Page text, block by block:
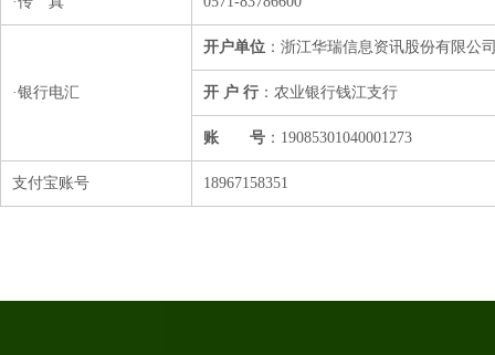
·银行电汇
开户单位 ：浙江华瑞信息资讯股份有限公
开 户 行 ：农业银行钱江支行
账 号 ：19085301040001273
支付宝账号 18967158351